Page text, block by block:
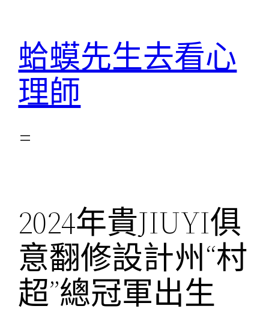
蛤蟆先生去看心
理師
2024年貴JIUYI俱
意翻修設計州“村
超”總冠軍出生